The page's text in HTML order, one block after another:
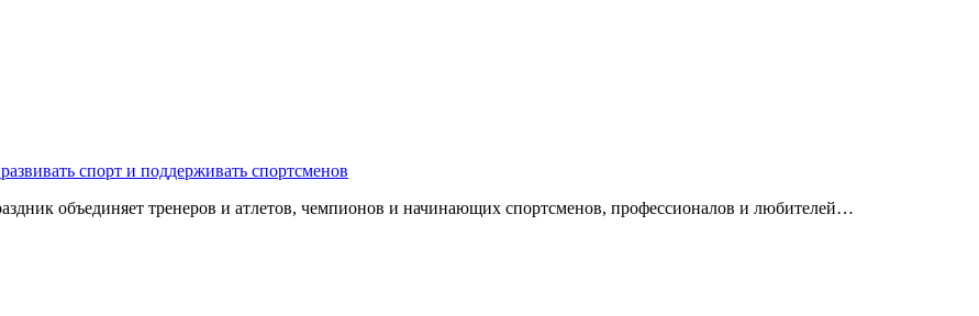
спорт и поддерживать спортсменов
объединяет тренеров и атлетов, чемпионов и начинающих спортсменов, профессионалов и любителей…